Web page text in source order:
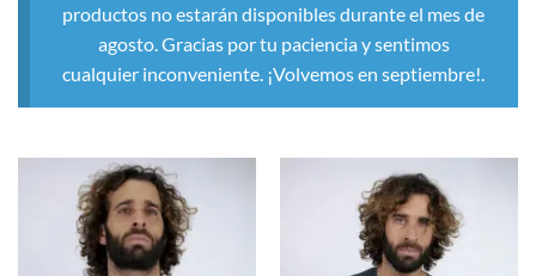
productos no estarán disponibles durante el mes de
agosto. Gracias por tu paciencia y sentimos
cualquier inconveniente. ¡Volvemos en septiembre!.